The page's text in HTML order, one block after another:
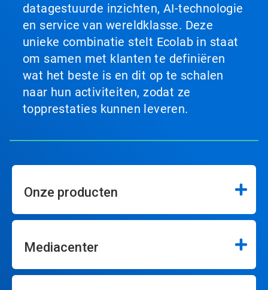
datagestuurde inzichten, AI-technologie
en service van wereldklasse. Deze
unieke combinatie stelt Ecolab in staat
om samen met klanten te definiëren
wat het beste is en dit op te schalen
naar hun activiteiten, zodat ze
topprestaties kunnen leveren.
Onze producten
Mediacenter